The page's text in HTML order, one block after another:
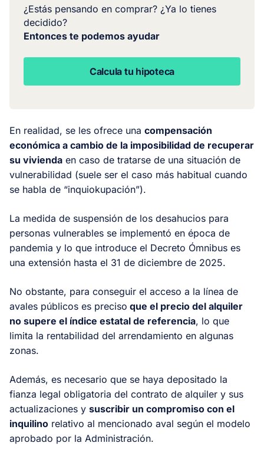
¿Estás pensando en comprar? ¿Ya lo tienes
decidido?
Entonces te podemos ayudar
Calcula tu hipoteca
En realidad, se les ofrece una compensación
económica a cambio de la imposibilidad de recuperar
su vivienda en caso de tratarse de una situación de
vulnerabilidad (suele ser el caso más habitual cuando
se habla de “inquiokupación”).
La medida de suspensión de los desahucios para
personas vulnerables se implementó en época de
pandemia y lo que introduce el Decreto Ómnibus es
una extensión hasta el 31 de diciembre de 2025.
No obstante, para conseguir el acceso a la línea de
avales públicos es preciso que el precio del alquiler
no supere el índice estatal de referencia, lo que
limita la rentabilidad del arrendamiento en algunas
zonas.
Además, es necesario que se haya depositado la
fianza legal obligatoria del contrato de alquiler y sus
actualizaciones y suscribir un compromiso con el
inquilino relativo al mencionado aval según el modelo
aprobado por la Administración.